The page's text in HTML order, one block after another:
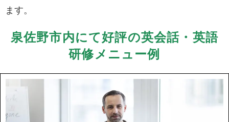
ます。
泉佐野市内にて好評の英会話・英語
研修メニュー例